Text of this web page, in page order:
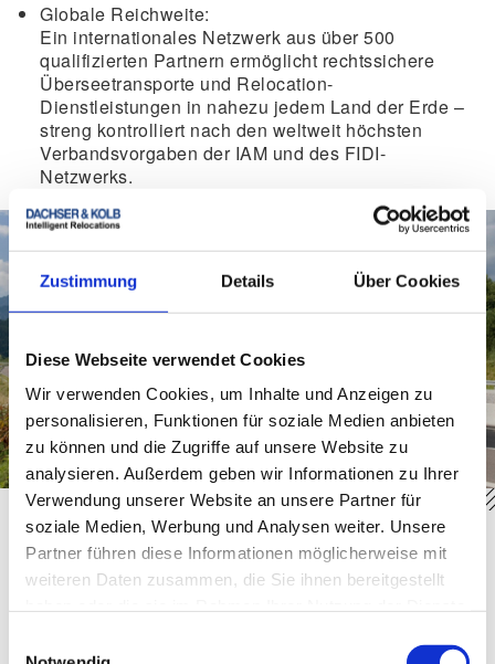
Zustimmung Details Über Cookies
Diese Webseite verwendet Cookies
Wir verwenden Cookies, um Inhalte und Anzeigen zu
personalisieren, Funktionen für soziale Medien anbieten
zu können und die Zugriffe auf unsere Website zu
analysieren. Außerdem geben wir Informationen zu Ihrer
Verwendung unserer Website an unsere Partner für
soziale Medien, Werbung und Analysen weiter. Unsere
Partner führen diese Informationen möglicherweise mit
weiteren Daten zusammen, die Sie ihnen bereitgestellt
Globale Reichweite:
Ein internationales Netzwerk aus über 500
qualifizierten Partnern ermöglicht rechtssichere
Überseetransporte und Relocation-
Dienstleistungen in nahezu jedem Land der Erde –
streng kontrolliert nach den weltweit höchsten
Verbandsvorgaben der IAM und des FIDI-
Netzwerks.
Höchste B2B-Compliance und zertifizierter
Qualitätsanspruch
Revision die notwendige Rechtssicherheit. Unsere